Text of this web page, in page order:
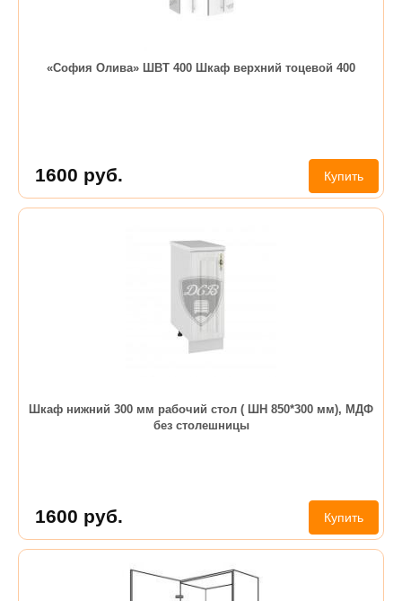
«София Олива» ШВТ 400 Шкаф верхний тоцевой 400
1600 руб. Купить
Шкаф нижний 300 мм рабочий стол ( ШН 850*300 мм), МДФ
без столешницы
1600 руб. Купить